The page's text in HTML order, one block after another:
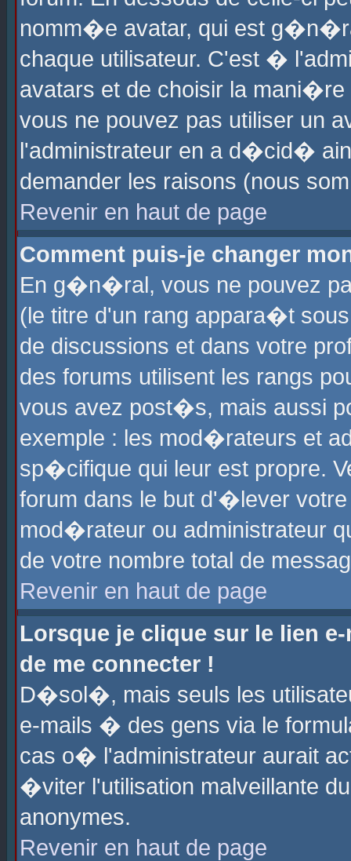
nomm�e avatar, qui est
chaque utilisateur. C'est �
avatars et de choisir la
vous ne pouvez pas utiliser un
l'administrateur en a d�cid�
demander les raisons (nous
Revenir en haut de page
Comment puis-je changer
En g�n�ral, vous ne pouvez
(le titre d'un rang appara�t
de discussions et dans votre
des forums utilisent les rangs
vous avez post�s, mais aussi
exemple : les mod�rateurs et
sp�cifique qui leur est propre.
forum dans le but d'�lever
mod�rateur ou administrateur
de votre nombre total de
Revenir en haut de page
Lorsque je clique sur le lien
de me connecter !
D�sol�, mais seuls les
e-mails � des gens via le
cas o� l'administrateur aurait
�viter l'utilisation malveillante
anonymes.
Revenir en haut de page